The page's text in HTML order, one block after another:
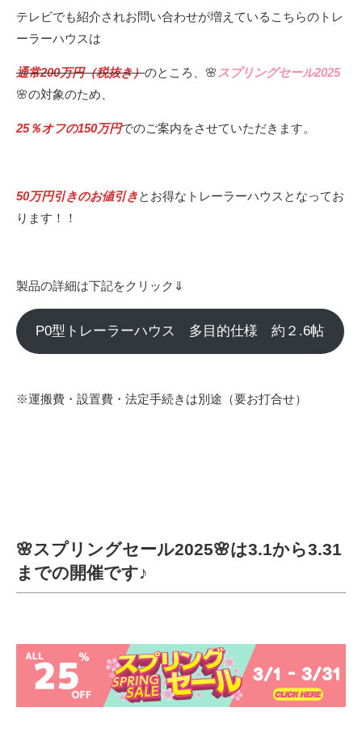
テレビでも紹介されお問い合わせが増えているこちらのトレ
ーラーハウスは
通常200万円（税抜き）のところ、🌸スプリングセール2025
🌸の対象のため、
25％オフの150万円でのご案内をさせていただきます。
50万円引きのお値引きとお得なトレーラーハウスとなってお
ります！！
製品の詳細は下記をクリック⇓
P0型トレーラーハウス 多目的仕様 約２.6帖
※運搬費・設置費・法定手続きは別途（要お打合せ）
🌸スプリングセール2025🌸は3.1から3.31
までの開催です♪